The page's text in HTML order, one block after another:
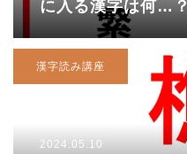
に入る漢字は何…？
漢字読み講座
2024.05.10